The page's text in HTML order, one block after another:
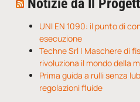
Notizie da Il
UNI EN 1090: il punto di
esecuzione
Techne Srl | Maschere di
rivoluziona il mondo della
Prima guida a rulli senza
regolazioni fluide